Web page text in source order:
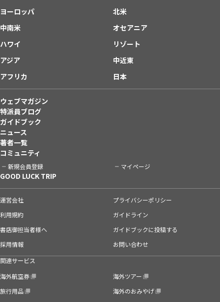
ヨーロッパ
北米
中南米
オセアニア
ハワイ
リゾート
アジア
中近東
アフリカ
日本
ウェブマガジン
特派員ブログ
ガイドブック
ニュース
著者一覧
コミュニティ
新規会員登録 マイページ
GOOD LUCK TRIP
運営会社
プライバシーポリシー
利用規約
ガイドライン
書店御担当者様へ
ガイドブックに投稿する
採用情報
お問い合わせ
関連サービス
海外航空券
海外ツアー
旅行用品
海外のおみやげ